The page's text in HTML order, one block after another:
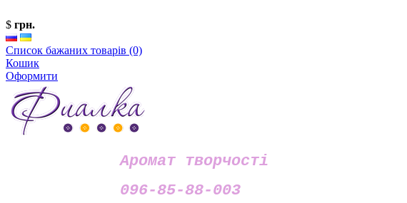
$ грн.
Список бажаних товарів (0)
Кошик
Оформити
Аромат творчості
096-85-88-003